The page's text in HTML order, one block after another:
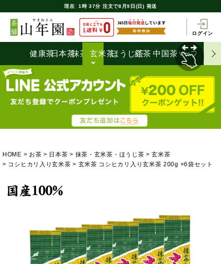
現在 1時 37分 注文で8月9日(日) 発送
ログイン
健康茶日本茶抹茶 玄米茶ほうじ茶
紅茶 中国茶ハーブティ
HOME お茶 日本茶 抹茶・玄米茶・ほうじ茶
玄米茶
コシヒカリ入り玄米茶
玄米茶 コシヒカリ入り玄米茶 200g ×6袋セット